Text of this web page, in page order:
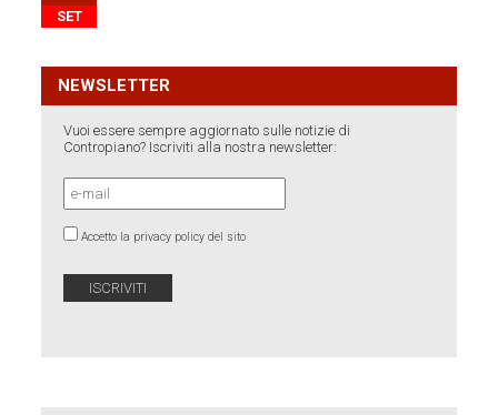
SET
NEWSLETTER
Vuoi essere sempre aggiornato sulle notizie di
Contropiano? Iscriviti alla nostra newsletter:
Accetto la privacy policy del sito